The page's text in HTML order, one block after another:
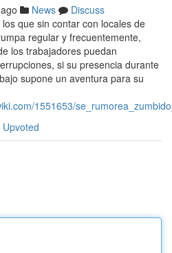
News
Discuss
que sin contar con locales de
regular y frecuentemente,
los trabajadores puedan
si su presencia durante
supone un aventura para su
1551653/